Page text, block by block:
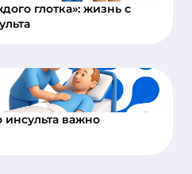
глотка»: жизнь с
важно